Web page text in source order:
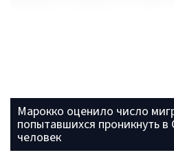
Марокко оценило число
попытавшихся проникнуть в
человек